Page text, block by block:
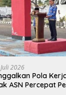
2026
Pola
ASN Percepat